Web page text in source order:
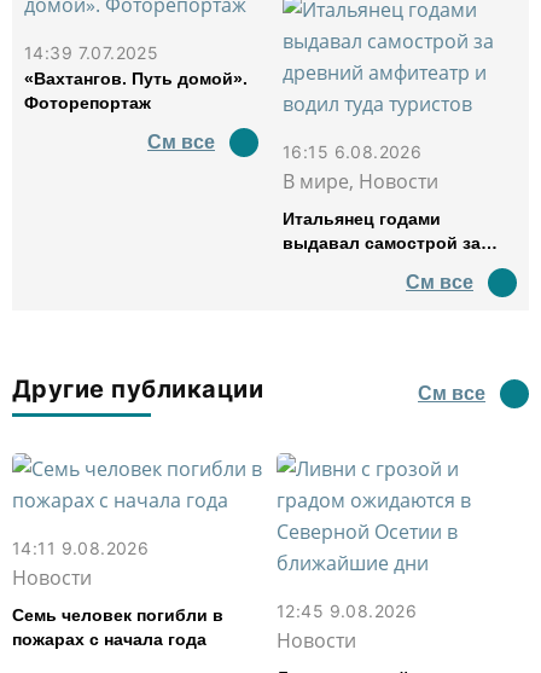
14:39 7.07.2025
«Вахтангов. Путь домой».
Фоторепортаж
См все 16:15 6.08.2026
В мире, Новости
Итальянец годами
выдавал самострой за
водил туда туристов
См все
Другие публикации См все
14:11 9.08.2026
Новости
Семь человек погибли в
пожарах с начала года
12:45 9.08.2026
Новости